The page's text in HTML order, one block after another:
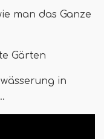
man das Ganze
Gärten
in